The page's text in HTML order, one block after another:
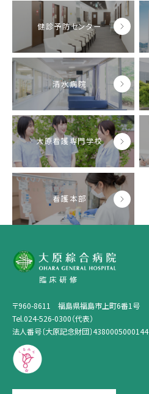
健診予防センター
清水病院
大原看護専門学校
看護本部
〒960-8611 福島県福島市上町6番1号
Tel.024-526-0300（代表）
法人番号〔大原記念財団〕4380005000144